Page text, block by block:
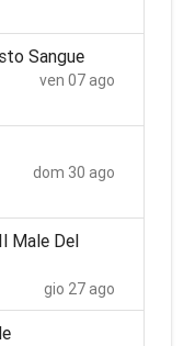
Sangue
ven 07 ago
dom 30 ago
Male Del
gio 27 ago